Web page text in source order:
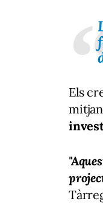
Els